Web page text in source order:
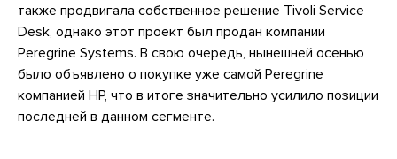
также продвигала собственное решение Tivoli Service
Desk, однако этот проект был продан компании
Peregrine Systems. В свою очередь, нынешней осенью
было объявлено о покупке уже самой Peregrine
компанией НР, что в итоге значительно усилило позиции
последней в данном сегменте.